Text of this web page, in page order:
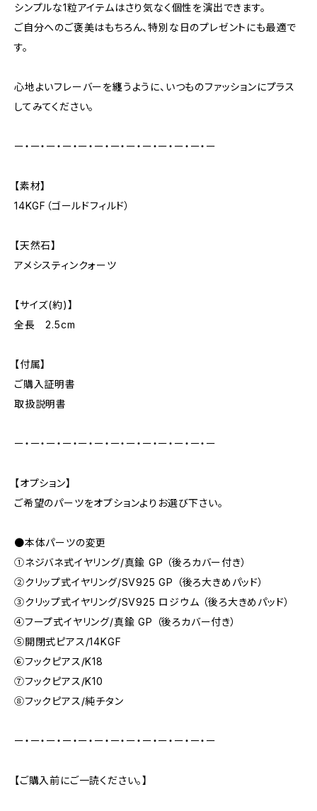
シンプルな1粒アイテムはさり気なく個性を演出できます。
ご自分へのご褒美はもちろん、特別な日のプレゼントにも最適で
す。
心地よいフレーバーを纏うように、いつものファッションにプラス
してみてください。
ー・ー・ー・ー・ー・ー・ー・ー・ー・ー・ー・ー・ー
【素材】
14KGF（ゴールドフィルド）
【天然石】
アメシスティンクォーツ
【サイズ(約)】
全長 2.5cm
【付属】
ご購入証明書
取扱説明書
ー・ー・ー・ー・ー・ー・ー・ー・ー・ー・ー・ー・ー
【オプション】
ご希望のパーツをオプションよりお選び下さい。
●本体パーツの変更
①ネジバネ式イヤリング/真鍮 GP （後ろカバー付き）
②クリップ式イヤリング/SV925 GP （後ろ大きめパッド）
③クリップ式イヤリング/SV925 ロジウム （後ろ大きめパッド）
④フープ式イヤリング/真鍮 GP （後ろカバー付き）
⑤開閉式ピアス/14KGF
⑥フックピアス/K18
⑦フックピアス/K10
⑧フックピアス/純チタン
ー・ー・ー・ー・ー・ー・ー・ー・ー・ー・ー・ー・ー
【ご購入前にご一読ください。】